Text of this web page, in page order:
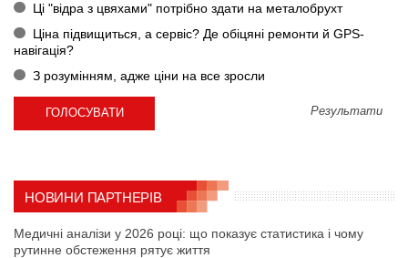
Ці "відра з цвяхами" потрібно здати на металобрухт
Ціна підвищиться, а сервіс? Де обіцяні ремонти й GPS-
навігація?
З розумінням, адже ціни на все зросли
Результати
НОВИНИ ПАРТНЕРІВ
Медичні аналізи у 2026 році: що показує статистика і чому
рутинне обстеження рятує життя